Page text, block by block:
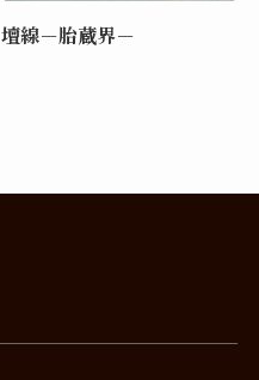
壇線－胎蔵界－